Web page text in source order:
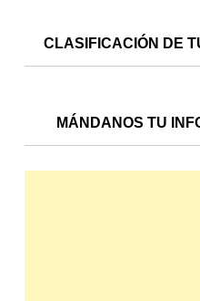
CLASIFICACIÓN DE
MÁNDANOS TU